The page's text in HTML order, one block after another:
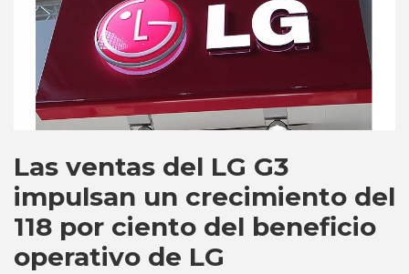
Las ventas del LG G3
impulsan un crecimiento del
118 por ciento del beneficio
operativo de LG